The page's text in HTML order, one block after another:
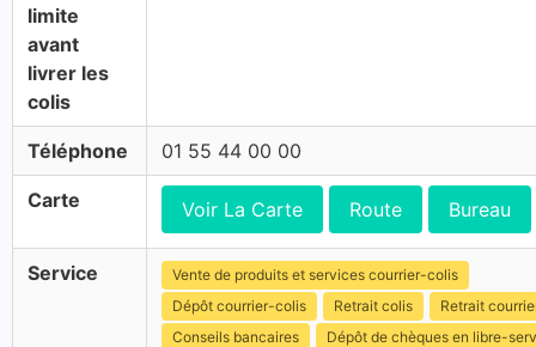
limite
avant
livrer les
colis
Téléphone 01 55 44 00 00
Carte Voir La Carte Route Bureau
Service
Vente de produits et services courrier-colis
Dépôt courrier-colis
Retrait colis
Retrait
Conseils bancaires
Dépôt de chèques en libre-